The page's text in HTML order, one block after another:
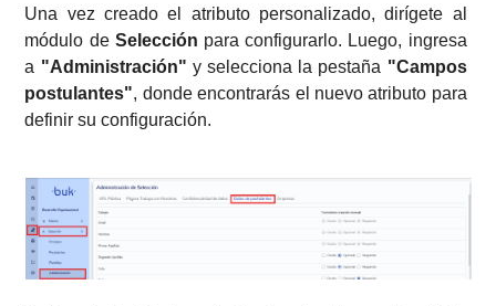
Una vez creado el atributo personalizado, dirígete al
módulo de Selección para configurarlo. Luego, ingresa
a "Administración" y selecciona la pestaña "Campos
postulantes", donde encontrarás el nuevo atributo para
definir su configuración.